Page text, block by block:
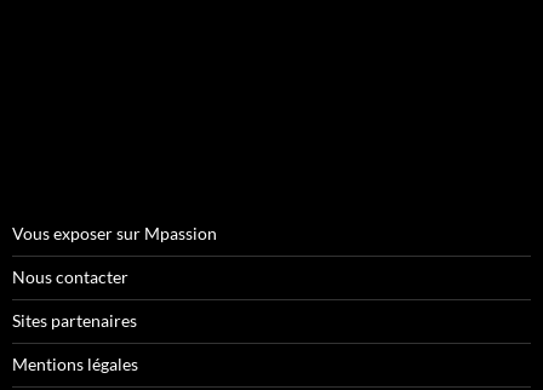
Vous exposer sur Mpassion
Nous contacter
Sites partenaires
Mentions légales